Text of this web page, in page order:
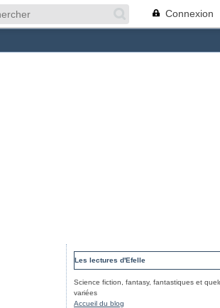
Connexion
Les lectures d'Efelle
Science fiction, fantasy, fantastiques et
variées
Accueil du blog